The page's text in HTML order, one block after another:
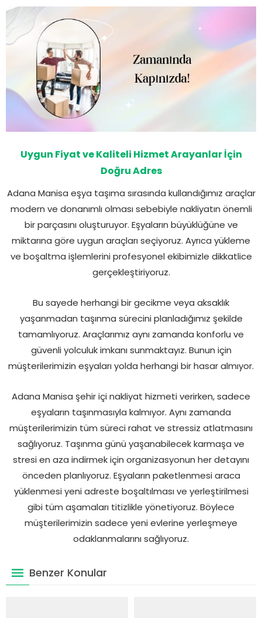
Uygun Fiyat ve Kaliteli Hizmet Arayanlar İçin
Doğru Adres
Adana Manisa eşya taşıma sırasında kullandığımız araçlar
modern ve donanımlı olması sebebiyle nakliyatın önemli
bir parçasını oluşturuyor. Eşyaların büyüklüğüne ve
miktarına göre uygun araçları seçiyoruz. Ayrıca yükleme
ve boşaltma işlemlerini profesyonel ekibimizle dikkatlice
gerçekleştiriyoruz.
Bu sayede herhangi bir gecikme veya aksaklık
yaşanmadan taşınma sürecini planladığımız şekilde
tamamlıyoruz. Araçlarımız aynı zamanda konforlu ve
güvenli yolculuk imkanı sunmaktayız. Bunun için
müşterilerimizin eşyaları yolda herhangi bir hasar almıyor.
Adana Manisa şehir içi nakliyat hizmeti verirken, sadece
eşyaların taşınmasıyla kalmıyor. Aynı zamanda
müşterilerimizin tüm süreci rahat ve stressiz atlatmasını
sağlıyoruz. Taşınma günü yaşanabilecek karmaşa ve
stresi en aza indirmek için organizasyonun her detayını
önceden planlıyoruz. Eşyaların paketlenmesi araca
yüklenmesi yeni adreste boşaltılması ve yerleştirilmesi
gibi tüm aşamaları titizlikle yönetiyoruz. Böylece
müşterilerimizin sadece yeni evlerine yerleşmeye
odaklanmalarını sağlıyoruz.
Benzer Konular